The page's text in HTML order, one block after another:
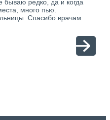
бываю редко, да и когда
много пью.
Спасибо врачам